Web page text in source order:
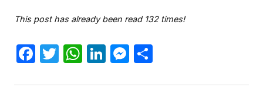
This post has already been read 132 times!
Facebook
Twitter
WhatsApp
LinkedIn
Messenger